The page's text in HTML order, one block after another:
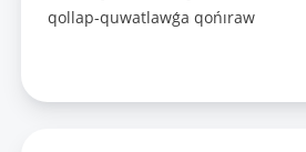
qollap-quwatlawǵa qońıraw